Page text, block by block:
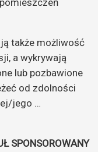
także możliwość
a wykrywają
lub pozbawione
od zdolności
jego …
SPONSOROWANY